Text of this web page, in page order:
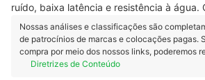
ruído, baixa latência e resistência à água.
Nossas análises e classificações são
de patrocínios de marcas e colocações pagas.
compra por meio dos nossos links, poderemos
Diretrizes de Conteúdo